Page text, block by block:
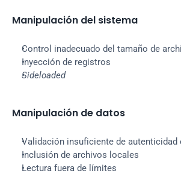
Manipulación del sistema
Control inadecuado del tamaño de
Inyección de registros
Sideloaded
Manipulación de datos
Validación insuficiente de autenticidad
Inclusión de archivos locales
Lectura fuera de límites